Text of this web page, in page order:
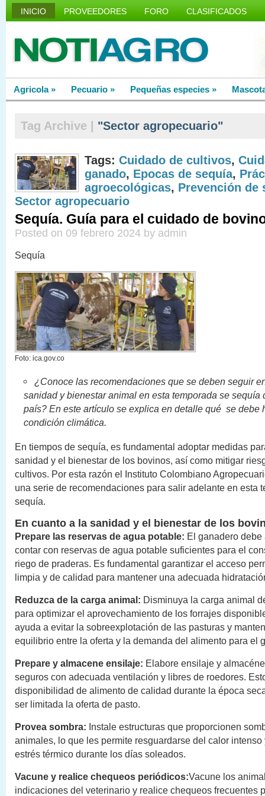
INICIO PROVEEDORES FORO CLASIFICADOS
Agricola» Pecuario » Pequeñas especies »
Tag Archive | "Sector agropecuario"
Tags: Cuidado de cultivos,
ganado, Epocas de sequía,
agroecológicas, Prevención de
Sector agropecuario
Sequía. Guía para el cuidado de
Posted on 09 febrero 2024 by admin
Sequía
Foto: ica.gov.co
¿Conoce las recomendaciones que se deben seguir
sanidad y bienestar animal en esta temporada se sequía
país? En este artículo se explica en detalle qué se debe
condición climática.
En tiempos de sequía, es fundamental adoptar medidas
sanidad y el bienestar de los bovinos, así como mitigar
cultivos. Por esta razón el Instituto Colombiano
una serie de recomendaciones para salir adelante en esta
sequía.
En cuanto a la sanidad y el bienestar de los
Prepare las reservas de agua potable: El ganadero
contar con reservas de agua potable suficientes para el
riego de praderas. Es fundamental garantizar el acceso
limpia y de calidad para mantener una adecuada
Reduzca de la carga animal: Disminuya la carga animal
para optimizar el aprovechamiento de los forrajes
ayuda a evitar la sobreexplotación de las pasturas y
equilibrio entre la oferta y la demanda del alimento para el
Prepare y almacene ensilaje: Elabore ensilaje y
seguros con adecuada ventilación y libres de roedores.
disponibilidad de alimento de calidad durante la época
ser limitada la oferta de pasto.
Provea sombra: Instale estructuras que proporcionen
animales, lo que les permite resguardarse del calor
estrés térmico durante los días soleados.
Vacune y realice chequeos periódicos:Vacune los
indicaciones del veterinario y realice chequeos frecuentes